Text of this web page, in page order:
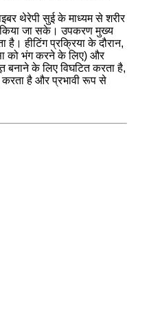
थेरेपी सुई के माध्यम से शरीर
किया जा सके। उपकरण मुख्य
हीटिंग प्रक्रिया के दौरान,
को भंग करने के लिए) और
के लिए विघटित करता है,
है और प्रभावी रूप से